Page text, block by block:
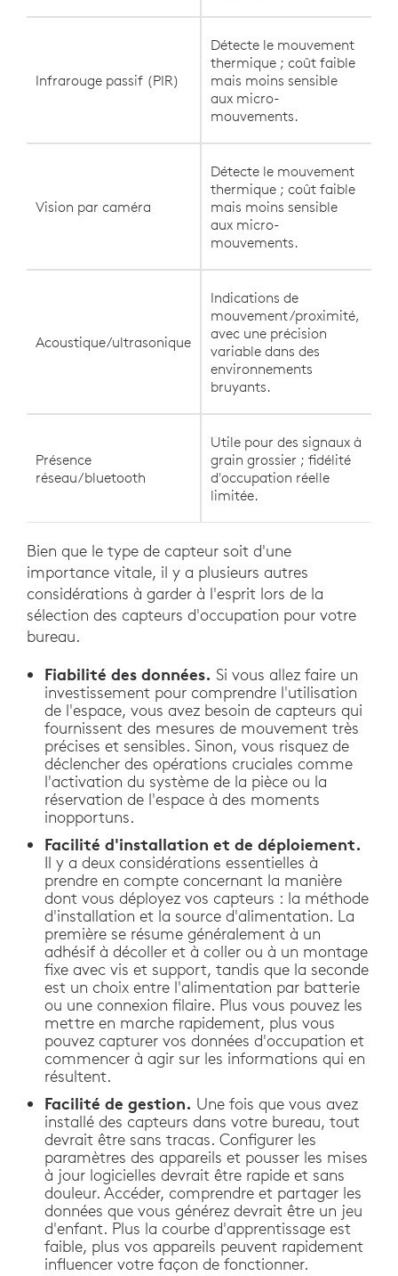
Infrarouge passif (PIR)
Détecte le mouvement
thermique ; coût faible
mais moins sensible
aux micro-
mouvements.
Vision par caméra
Détecte le mouvement
thermique ; coût faible
mais moins sensible
aux micro-
mouvements.
Acoustique/ultrasonique
Indications de
mouvement/proximité,
avec une précision
variable dans des
environnements
bruyants.
Présence
réseau/bluetooth
Utile pour des signaux à
grain grossier ; fidélité
d'occupation réelle
limitée.
Bien que le type de capteur soit d'une
importance vitale, il y a plusieurs autres
considérations à garder à l'esprit lors de la
sélection des capteurs d'occupation pour votre
bureau.
Fiabilité des données. Si vous allez faire un
investissement pour comprendre l'utilisation
de l'espace, vous avez besoin de capteurs qui
fournissent des mesures de mouvement très
précises et sensibles. Sinon, vous risquez de
déclencher des opérations cruciales comme
l'activation du système de la pièce ou la
réservation de l'espace à des moments
inopportuns.
Facilité d'installation et de déploiement.
Il y a deux considérations essentielles à
prendre en compte concernant la manière
dont vous déployez vos capteurs : la méthode
d'installation et la source d'alimentation. La
première se résume généralement à un
adhésif à décoller et à coller ou à un montage
fixe avec vis et support, tandis que la seconde
est un choix entre l'alimentation par batterie
ou une connexion filaire. Plus vous pouvez les
mettre en marche rapidement, plus vous
pouvez capturer vos données d'occupation et
commencer à agir sur les informations qui en
résultent.
Facilité de gestion. Une fois que vous avez
installé des capteurs dans votre bureau, tout
devrait être sans tracas. Configurer les
paramètres des appareils et pousser les mises
à jour logicielles devrait être rapide et sans
douleur. Accéder, comprendre et partager les
données que vous générez devrait être un jeu
d'enfant. Plus la courbe d'apprentissage est
faible, plus vos appareils peuvent rapidement
influencer votre façon de fonctionner.